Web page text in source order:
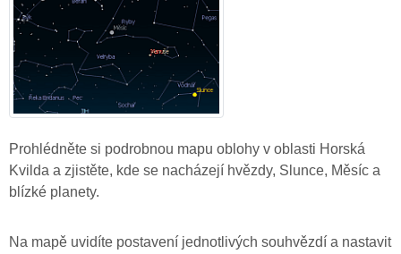
Prohlédněte si podrobnou mapu oblohy v oblasti Horská
Kvilda a zjistěte, kde se nacházejí hvězdy, Slunce, Měsíc a
blízké planety.
Na mapě uvidíte postavení jednotlivých souhvězdí a nastavit